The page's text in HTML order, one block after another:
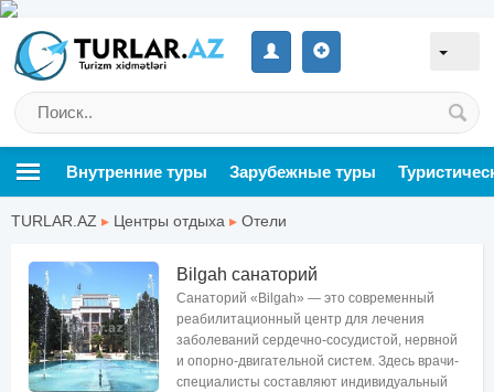
Внутренние туры Зарубежные туры
TURLAR.AZ ▸ Центры отдыха ▸ Отели
Bilgah санаторий
Санаторий «Bilgah» — это современный
реабилитационный центр для лечения
заболеваний сердечно-сосудистой, нервной
и опорно-двигательной систем. Здесь врачи-
специалисты составляют индивидуальный